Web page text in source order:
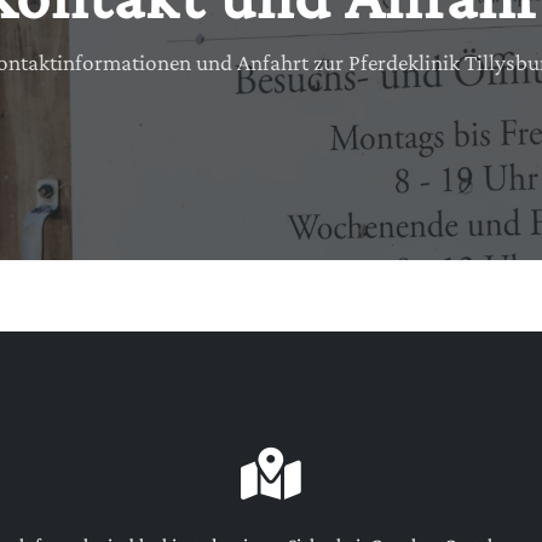
und Anfahrt zur Pferdeklinik